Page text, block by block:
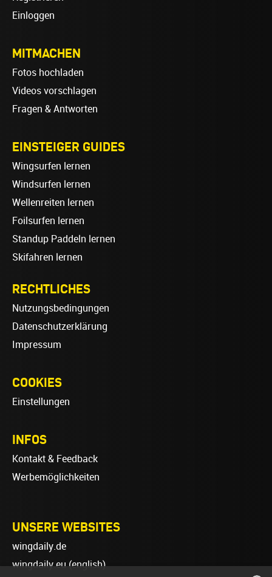
Einloggen
MITMACHEN
Fotos hochladen
Videos vorschlagen
Fragen & Antworten
EINSTEIGER GUIDES
Wingsurfen lernen
Windsurfen lernen
Wellenreiten lernen
Foilsurfen lernen
Standup Paddeln lernen
Skifahren lernen
RECHTLICHES
Nutzungsbedingungen
Datenschutzerklärung
Impressum
COOKIES
Einstellungen
INFOS
Kontakt & Feedback
Werbemöglichkeiten
UNSERE WEBSITES
wingdaily.de
wingdaily.eu(english)